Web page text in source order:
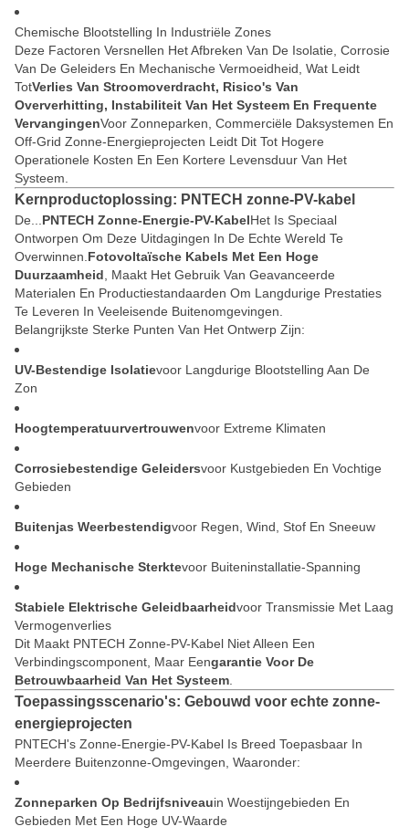
Chemische Blootstelling In Industriële Zones
Deze Factoren Versnellen Het Afbreken Van De Isolatie, Corrosie
Van De Geleiders En Mechanische Vermoeidheid, Wat Leidt
TotVerlies Van Stroomoverdracht, Risico's Van
Oververhitting, Instabiliteit Van Het Systeem En Frequente
VervangingenVoor Zonneparken, Commerciële Daksystemen En
Off-Grid Zonne-Energieprojecten Leidt Dit Tot Hogere
Operationele Kosten En Een Kortere Levensduur Van Het
Systeem.
Kernproductoplossing: PNTECH zonne-PV-kabel
De... PNTECH Zonne-Energie-PV-KabelHet Is Speciaal
Ontworpen Om Deze Uitdagingen In De Echte Wereld Te
Overwinnen. Fotovoltaïsche Kabels Met Een Hoge
Duurzaamheid , Maakt Het Gebruik Van Geavanceerde
Materialen En Productiestandaarden Om Langdurige Prestaties
Te Leveren In Veeleisende Buitenomgevingen.
Belangrijkste Sterke Punten Van Het Ontwerp Zijn:
UV-Bestendige IsolatieVoor Langdurige Blootstelling Aan De
Zon
HoogtemperatuurvertrouwenVoor Extreme Klimaten
Corrosiebestendige GeleidersVoor Kustgebieden En Vochtige
Gebieden
Buitenjas WeerbestendigVoor Regen, Wind, Stof En Sneeuw
Hoge Mechanische SterkteVoor Buiteninstallatie-Spanning
Stabiele Elektrische GeleidbaarheidVoor Transmissie Met Laag
Vermogenverlies
Dit Maakt PNTECH Zonne-PV-Kabel Niet Alleen Een
Verbindingscomponent, Maar EenGarantie Voor De
Betrouwbaarheid Van Het Systeem
Toepassingsscenario's: Gebouwd voor echte zonne-
energieprojecten
PNTECH's Zonne-Energie-PV-Kabel Is Breed Toepasbaar In
Meerdere Buitenzonne-Omgevingen, Waaronder:
Zonneparken Op BedrijfsniveauIn Woestijngebieden En
Gebieden Met Een Hoge UV-Waarde